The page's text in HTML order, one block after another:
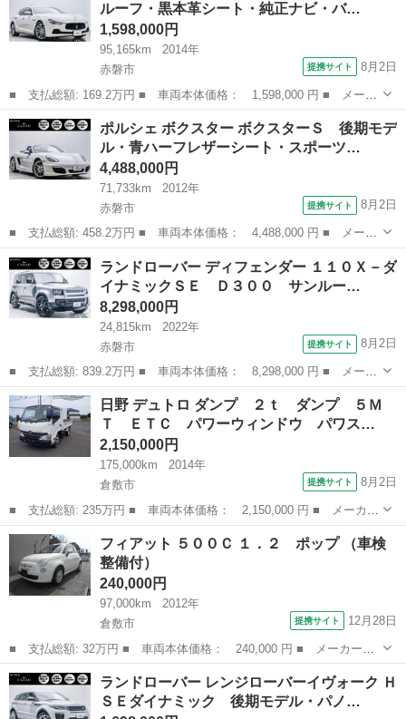
ン パワース...
ルーフ・黒本革シート・純正ナビ・バ…
1,598,000円
95,165km
2014年
赤磐市
提携サイト 8月2日
■ 支払総額: 169.2万円 ■ 車両本体価格： 1,598,000 円 ■ メーカ
ー名： マセラティ ■ 車種名： ギブリ ■ グレード名： Ｓ ワ
ンオーナー車・サンルーフ・黒本革シート・純正ナビ・バックカメ
ラ・フルセ...
岡山 赤磐市
ポルシェ ボクスター ボクスターＳ 後期モデ
ル・青ハーフレザーシート・スポーツ…
4,488,000円
71,733km
2012年
赤磐市
提携サイト 8月2日
■ 支払総額: 458.2万円 ■ 車両本体価格： 4,488,000 円 ■ メーカ
ー名： ポルシェ ■ 車種名： ボクスター ■ グレード名： ボク
スターＳ 後期モデル・青ハーフレザーシート・スポーツクロノパッ
ケージ・...
岡山 赤磐市 その他
ランドローバー ディフェンダー １１０Ｘ－ダ
イナミックＳＥ Ｄ３００ サンルー…
8,298,000円
24,815km
2022年
赤磐市
提携サイト 8月2日
■ 支払総額: 839.2万円 ■ 車両本体価格： 8,298,000 円 ■ メーカ
ー名： ランドローバー ■ 車種名： ディフェンダー ■ グレード
名： １１０Ｘ－ダイナミックＳＥ Ｄ３００ サンルーフ・エアサ
スペンシ...
岡山 赤磐市 その他
日野 デュトロ ダンプ ２ｔ ダンプ ５Ｍ
Ｔ ＥＴＣ パワーウィンドウ パワス…
2,150,000円
175,000km
2014年
倉敷市
提携サイト 8月2日
■ 支払総額: 235万円 ■ 車両本体価格： 2,150,000 円 ■ メーカー
名： 日野 ■ 車種名： デュトロ ■ グレード名： ダンプ ２
ｔ ダンプ ５ＭＴ ＥＴＣ パワーウィンドウ パワステ 荷台内
寸３０５ｃｍ...
岡山 倉敷市
フィアット ５００Ｃ １．２ ポップ （車検
整備付）
240,000円
97,000km
2012年
倉敷市
提携サイト 12月28日
■ 支払総額: 32万円 ■ 車両本体価格： 240,000 円 ■ メーカー
名： フィアット ■ 車種名： ５００Ｃ ■ グレード名： １．
２ ポップ ■ 排気量： 1200cc ■ ドア枚数： 3D ■ ミッショ
ン： ...
岡山 倉敷市 その他
ランドローバー レンジローバーイヴォーク Ｈ
ＳＥダイナミック 後期モデル・パノ…